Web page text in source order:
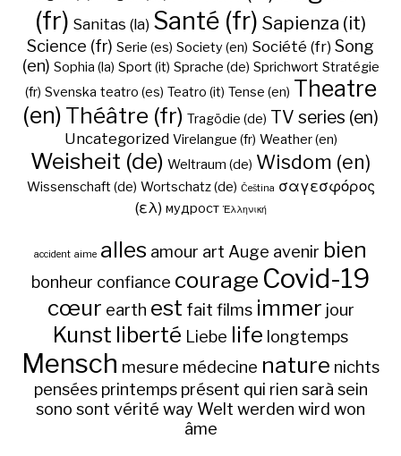
(fr) Sanitas (la) Santé (fr) Sapienza (it)
Science (fr) Serie (es) Society (en) Société (fr) Song
(en) Sophia (la) Sport (it) Sprache (de) Sprichwort Stratégie
(fr) Svenska teatro (es) Teatro (it) Tense (en) Theatre
(en) Théâtre (fr) Tragödie (de) TV series (en)
Uncategorized Virelangue (fr) Weather (en)
Weisheit (de) Weltraum (de) Wisdom (en)
Wissenschaft (de) Wortschatz (de) Čeština σαγεσφόρος
(ελ) мудрост Ἑλληνική
accident aime alles amour art Auge avenir bien
bonheur confiance courage Covid-19
cœur earth est fait films immer jour
Kunst liberté Liebe life longtemps
Mensch mesure médecine nature nichts
pensées printemps présent qui rien sarà sein
sono sont vérité way Welt werden wird won
âme